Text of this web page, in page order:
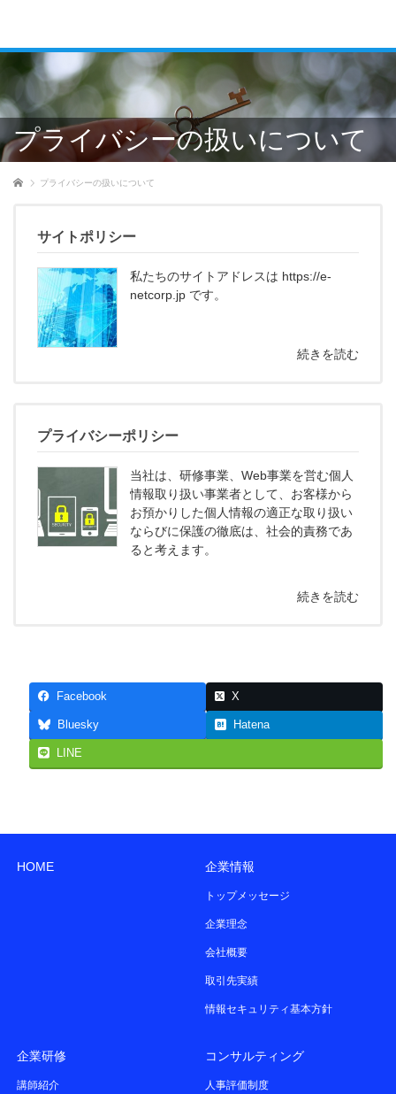
プライバシーの扱いについて
ホーム プライバシーの扱いについて
サイトポリシー
私たちのサイトアドレスは https://e-
netcorp.jp です。
続きを読む
プライバシーポリシー
当社は、研修事業、Web事業を営む個人
情報取り扱い事業者として、お客様から
お預かりした個人情報の適正な取り扱い
ならびに保護の徹底は、社会的責務であ
ると考えます。
続きを読む
Facebook X
Bluesky Hatena
LINE
HOME 企業情報
トップメッセージ
企業理念
会社概要
取引先実績
情報セキュリティ基本方針
企業研修
講師紹介
コンサルティング
人事評価制度